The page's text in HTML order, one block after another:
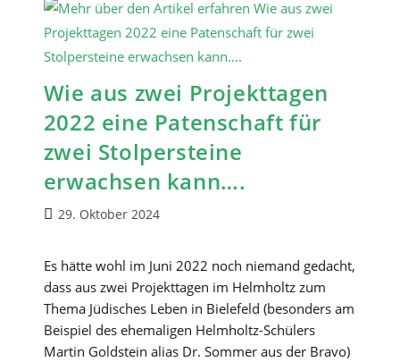
Wie aus zwei Projekttagen
2022 eine Patenschaft für
zwei Stolpersteine
erwachsen kann….
Beitrag
29. Oktober 2024
Es hätte wohl im Juni 2022 noch niemand gedacht,
dass aus zwei Projekttagen im Helmholtz zum
Thema Jüdisches Leben in Bielefeld (besonders am
Beispiel des ehemaligen Helmholtz-Schülers
Martin Goldstein alias Dr. Sommer aus der Bravo)